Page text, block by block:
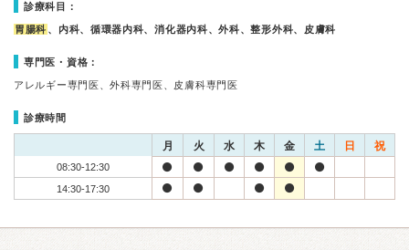
診療科目：
胃腸科 、内科、循環器内科、消化器内科、外科、整形外科、皮膚科
専門医・資格：
アレルギー専門医、外科専門医、皮膚科専門医
診療時間
月 火 水 木 金 土 日 祝
08:30-12:30
14:30-17:30